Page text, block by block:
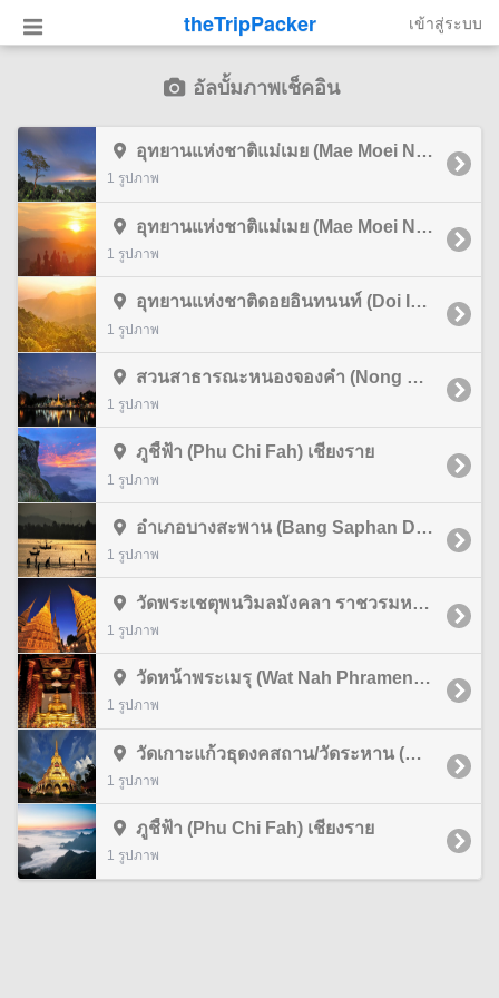
theTripPacker เข้าสู่ระบบ
อัลบั้มภาพเช็คอิน
อุทยานแห่งชาติแม่เมย (Mae Moei National Park) ตาก
1 รูปภาพ
อุทยานแห่งชาติแม่เมย (Mae Moei National Park) ตาก
1 รูปภาพ
อุทยานแห่งชาติดอยอินทนนท์ (Doi Inthanon National Park) เชียงใหม่
1 รูปภาพ
สวนสาธารณะหนองจองคำ (Nong Chong Kham Park) แม่ฮ่องสอน
1 รูปภาพ
ภูชี้ฟ้า (Phu Chi Fah) เชียงราย
1 รูปภาพ
อำเภอบางสะพาน (Bang Saphan District) ประจวบคีรีขันธ์
1 รูปภาพ
วัดพระเชตุพนวิมลมังคลา ราชวรมหาวิหาร/วัดโพธิ์ (Wat Phra Che Tu Phon Wimon Mang Khla Ratchaworamahawi กรุงเทพมหานคร
1 รูปภาพ
วัดหน้าพระเมรุ (Wat Nah Phramen) พระนครศรีอยุธยา
1 รูปภาพ
วัดเกาะแก้วธุดงคสถาน/วัดระหาน (Wat Ko Kaeo Thu Dongkha Sathan/Wat Ra Han ) บุรีรัมย์
1 รูปภาพ
ภูชี้ฟ้า (Phu Chi Fah) เชียงราย
1 รูปภาพ